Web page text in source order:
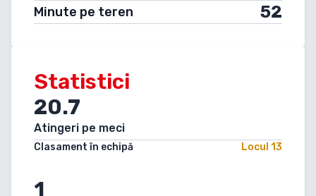
Minute pe teren 52
Statistici
20.7
Atingeri pe meci
Clasament în echipă Locul 13
1